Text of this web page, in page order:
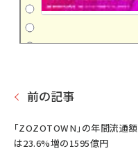
前の記事
「ZOZOTOWN」の年間流通額
は23.6%増の1595億円